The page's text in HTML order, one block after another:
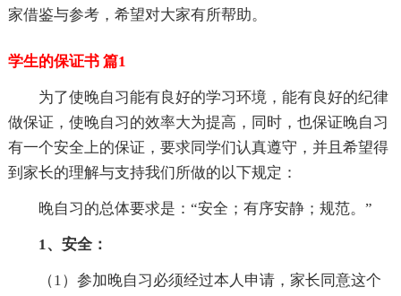
家借鉴与参考，希望对大家有所帮助。
学生的保证书 篇1
为了使晚自习能有良好的学习环境，能有良好的纪律
做保证，使晚自习的效率大为提高，同时，也保证晚自习
有一个安全上的保证，要求同学们认真遵守，并且希望得
到家长的理解与支持我们所做的以下规定：
晚自习的总体要求是：“安全；有序安静；规范。”
1、安全：
（1）参加晚自习必须经过本人申请，家长同意这个